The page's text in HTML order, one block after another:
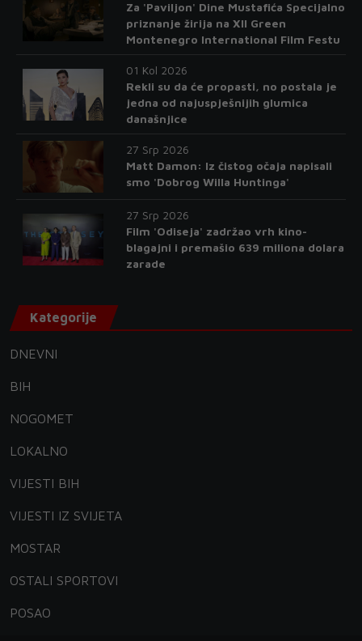
Za 'Paviljon' Dine Mustafića Specijalno
priznanje žirija na XII Green
Montenegro International Film Festu
01 Kol 2026
Rekli su da će propasti, no postala je
jedna od najuspješnijih glumica
današnjice
27 Srp 2026
Matt Damon: Iz čistog očaja napisali
smo 'Dobrog Willa Huntinga'
27 Srp 2026
Film 'Odiseja' zadržao vrh kino-
blagajni i premašio 639 miliona dolara
zarade
Kategorije
DNEVNI
BIH
NOGOMET
LOKALNO
VIJESTI BIH
VIJESTI IZ SVIJETA
MOSTAR
OSTALI SPORTOVI
POSAO